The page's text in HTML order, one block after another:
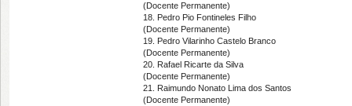
(Docente Permanente)
18. Pedro Pio Fontineles Filho
(Docente Permanente)
19. Pedro Vilarinho Castelo Branco
(Docente Permanente)
20. Rafael Ricarte da Silva
(Docente Permanente)
21. Raimundo Nonato Lima dos Santos
(Docente Permanente)